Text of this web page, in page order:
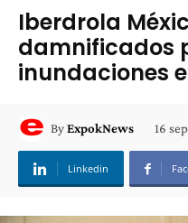
Iberdrola
damnificados
inundaciones
ByExpokNews 16
Linkedin